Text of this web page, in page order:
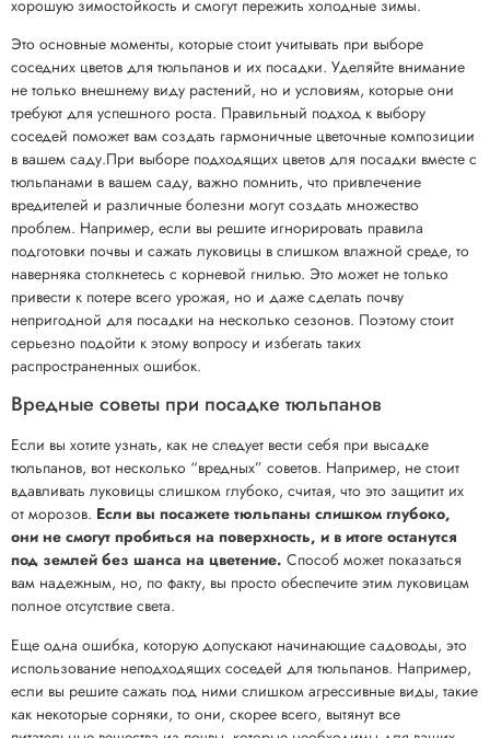
хорошую зимостойкость и смогут пережить холодные зимы.
Это основные моменты, которые стоит учитывать при выборе
соседних цветов для тюльпанов и их посадки. Уделяйте внимание
не только внешнему виду растений, но и условиям, которые они
требуют для успешного роста. Правильный подход к выбору
соседей поможет вам создать гармоничные цветочные композиции
в вашем саду.При выборе подходящих цветов для посадки вместе с
тюльпанами в вашем саду, важно помнить, что привлечение
вредителей и различные болезни могут создать множество
проблем. Например, если вы решите игнорировать правила
подготовки почвы и сажать луковицы в слишком влажной среде, то
наверняка столкнетесь с корневой гнилью. Это может не только
привести к потере всего урожая, но и даже сделать почву
непригодной для посадки на несколько сезонов. Поэтому стоит
серьезно подойти к этому вопросу и избегать таких
распространенных ошибок.
Вредные советы при посадке тюльпанов
Если вы хотите узнать, как не следует вести себя при высадке
тюльпанов, вот несколько “вредных” советов. Например, не стоит
вдавливать луковицы слишком глубоко, считая, что это защитит их
от морозов. Если вы посажете тюльпаны слишком глубоко,
они не смогут пробиться на поверхность, и в итоге останутся
под землей без шанса на цветение. Способ может показаться
вам надежным, но, по факту, вы просто обеспечите этим луковицам
полное отсутствие света.
Еще одна ошибка, которую допускают начинающие садоводы, это
использование неподходящих соседей для тюльпанов. Например,
если вы решите сажать под ними слишком агрессивные виды, такие
как некоторые сорняки, то они, скорее всего, вытянут все